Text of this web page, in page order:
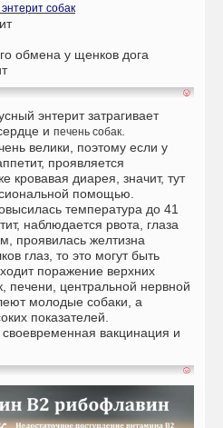
собак
обмена у щенков дога
энтерит затрагивает
и печень собак
велики, поэтому если у
проявляется
кровавая диарея, значит, тут
помощью.
температура до 41
наблюдается рвота, глаза
проявилась желтизна
глаз, то это могут быть
поражение верхних
печени, центральной нервной
молодые собаки, а
показателей.
вакцинация и